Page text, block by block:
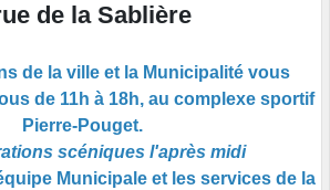
de la Sablière
de la ville et la Municipalité vous
de 11h à 18h, au complexe sportif
Pierre-Pouget.
scéniques l'après midi
Municipale et les services de la